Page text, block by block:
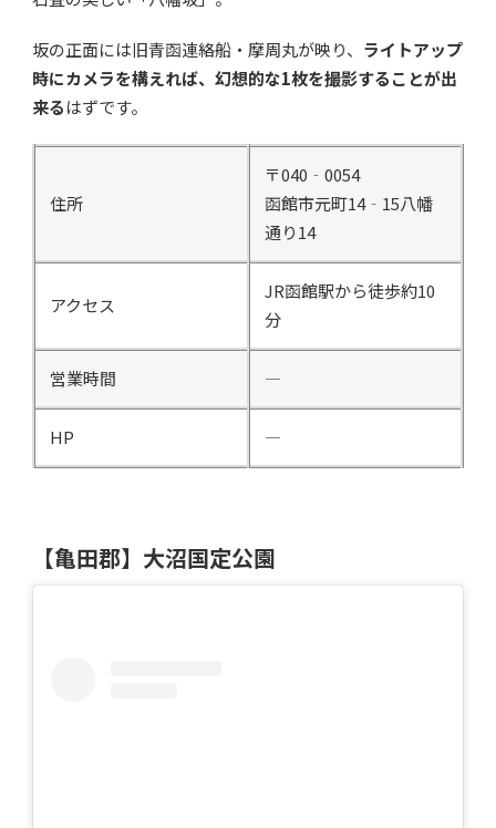
坂の正面には旧青函連絡船・摩周丸が映り、 ライトアップ
時にカメラを構えれば、幻想的な1枚を撮影することが出
来るはずです。
住所
〒040‐0054
函館市元町14‐15八幡
通り14
アクセス
JR函館駅から徒歩約10
分
営業時間 ―
HP ―
【亀田郡】大沼国定公園